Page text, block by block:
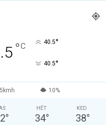
°C 40.5°
40.5°
10%
°
HÉT
34°
KED
38°